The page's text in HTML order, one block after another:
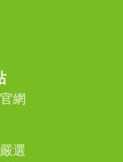
網
選